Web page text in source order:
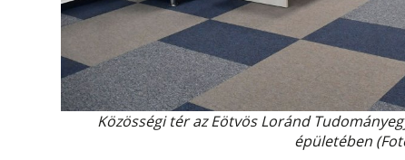
Közösségi tér az Eötvös Loránd
épületében